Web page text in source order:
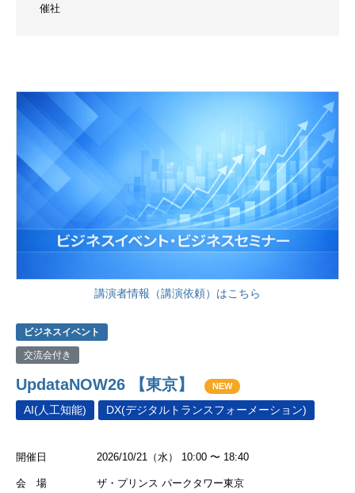
催社
講演者情報（講演依頼）はこちら
ビジネスイベント
交流会付き
UpdataNOW26 【東京】 NEW
AI(人工知能) DX(デジタルトランスフォーメーション)
開催日 2026/10/21（水） 10:00 〜 18:40
会 場 ザ・プリンス パークタワー東京